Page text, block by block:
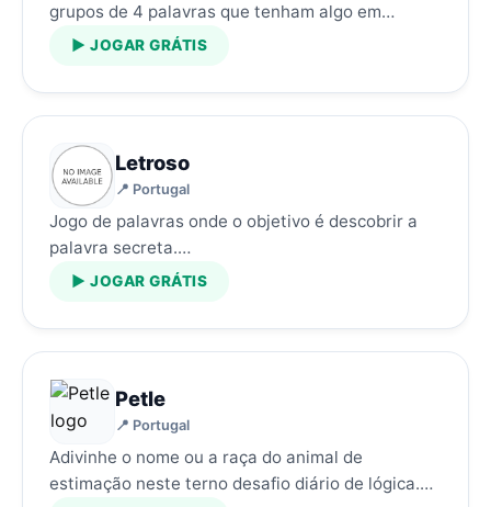
grupos de 4 palavras que tenham algo em
comum…
▶ JOGAR GRÁTIS
Letroso
📍 Portugal
Jogo de palavras onde o objetivo é descobrir a
palavra secreta.…
▶ JOGAR GRÁTIS
Petle
📍 Portugal
Adivinhe o nome ou a raça do animal de
estimação neste terno desafio diário de lógica.…